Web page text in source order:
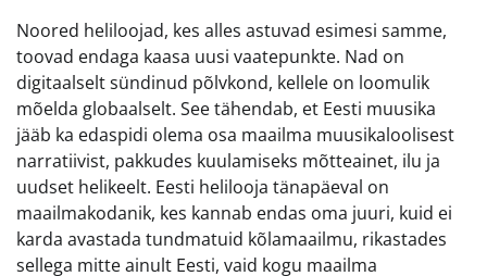
Noored heliloojad, kes alles astuvad esimesi samme,
toovad endaga kaasa uusi vaatepunkte. Nad on
digitaalselt sündinud põlvkond, kellele on loomulik
mõelda globaalselt. See tähendab, et Eesti muusika
jääb ka edaspidi olema osa maailma muusikaloolisest
narratiivist, pakkudes kuulamiseks mõtteainet, ilu ja
uudset helikeelt. Eesti helilooja tänapäeval on
maailmakodanik, kes kannab endas oma juuri, kuid ei
karda avastada tundmatuid kõlamaailmu, rikastades
sellega mitte ainult Eesti, vaid kogu maailma